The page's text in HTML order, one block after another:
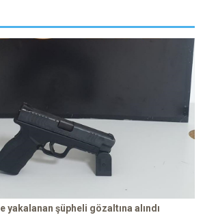
yakalanan şüpheli gözaltına alındı